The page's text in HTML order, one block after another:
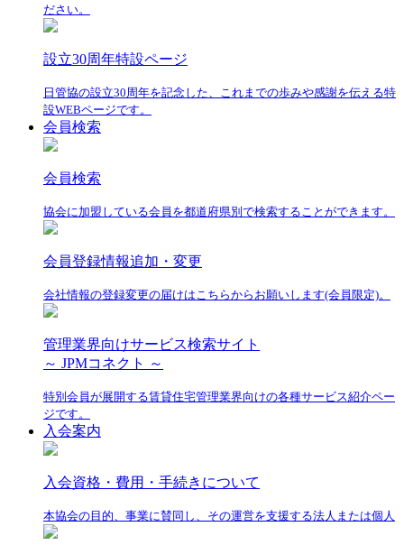
ださい。
設立30周年特設ページ
日管協の設立30周年を記念した、これまでの歩みや感謝を伝える特
設WEBページです。
会員検索
会員検索
協会に加盟している会員を都道府県別で検索することができます。
会員登録情報追加・変更
会社情報の登録変更の届けはこちらからお願いします(会員限定)。
管理業界向けサービス検索サイト
～ JPMコネクト ～
特別会員が展開する賃貸住宅管理業界向けの各種サービス紹介ペー
ジです。
入会案内
入会資格・費用・手続きについて
本協会の目的、事業に賛同し、その運営を支援する法人または個人